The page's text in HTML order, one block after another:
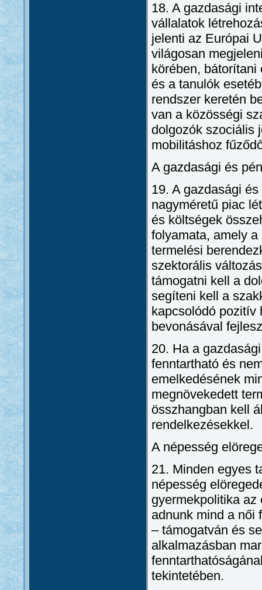
18. A gazdasági
vállalatok
jelenti az Európai
világosan
körében,
és a tanulók
rendszer keretén
van a közösségi
dolgozók szociális
mobilitáshoz
A gazdasági és
19. A gazdasági
nagyméretű piac
és költségek
folyamata, amely
termelési
szektorális
támogatni kell a
segíteni kell a
kapcsolódó pozitív
bevonásával
20. Ha a
fenntartható és
emelkedésének
megnövekedett
összhangban kell
rendelkezésekkel.
A népesség
21. Minden egyes
népesség
gyermekpolitika
adnunk mind a női
– támogatván és
alkalmazásban
tekintetében.